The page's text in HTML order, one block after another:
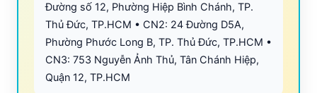
Đường số 12, Phường Hiệp Bình Chánh, TP.
Thủ Đức, TP.HCM • CN2: 24 Đường D5A,
Phường Phước Long B, TP. Thủ Đức, TP.HCM •
CN3: 753 Nguyễn Ảnh Thủ, Tân Chánh Hiệp,
Quận 12, TP.HCM